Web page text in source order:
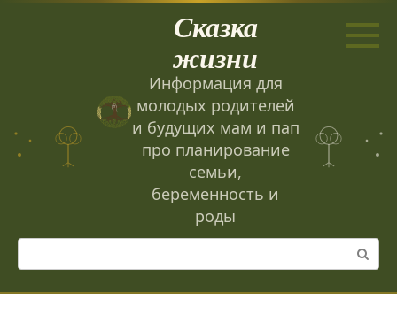
Сказка
жизни
Информация для
молодых родителей
и будущих мам и пап
про планирование
семьи,
беременность и
роды
Поиск: